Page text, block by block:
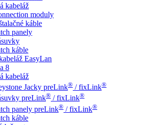
kabeláž
moduly
káble
panely
káble
EasyLan
8
kabeláž
Jacky preLink® / fixLink®
preLink® / fixLink®
panely preLink® / fixLink®
káble